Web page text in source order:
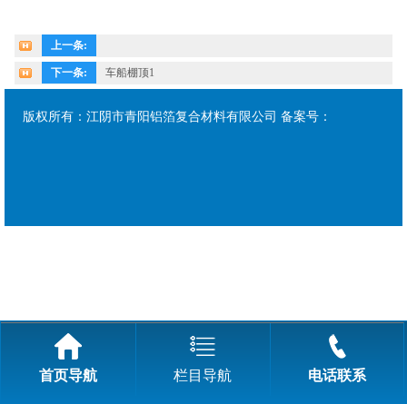
上一条:
大型建筑工程的装饰装潢
下一条: 车船棚顶1
版权所有：江阴市青阳铝箔复合材料有限公司 备案号：
首页导航 栏目导航 电话联系